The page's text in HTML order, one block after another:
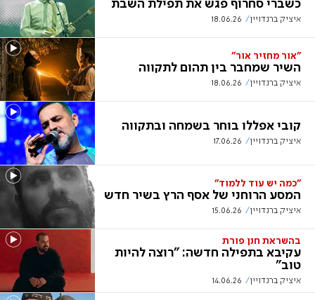
כשברי סחרוף פגש את תפילת השבת
איציק ברנדויין 18.06.26
"אור מחזיר אור"
השיר שמחבר בין תהום לתקווה
איציק ברנדויין 18.06.26
קובי אפללו בוחר בשמחה ובתקווה
איציק ברנדויין 17.06.26
"כמה יש עוד ללמוד"
המסע הרוחני של אסף הרץ בשיר חדש
איציק ברנדויין 15.06.26
בהשראת חנן פורת
עקיבא בתפילה חדשה: "רוצה להיות
טוב"
איציק ברנדויין 14.06.26